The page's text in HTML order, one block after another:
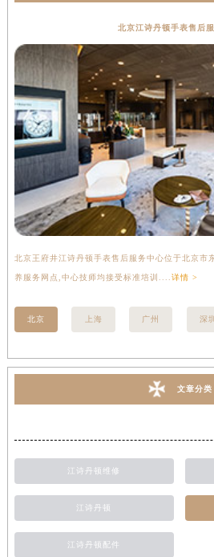
北京江诗丹顿手表售后
北京王府井江诗丹顿手表售后服务中心位于北京市
养服务网点,中心技师均接受标准培训.... 详情 >
北京 上海 广州 深圳
文章分类
江诗丹顿维修
江诗丹顿
江诗丹顿配件